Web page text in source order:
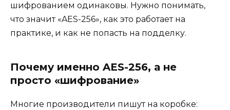
шифрованием одинаковы. Нужно понимать,
что значит «AES-256», как это работает на
практике, и как не попасть на подделку.
Почему именно AES-256, а не
просто «шифрование»
Многие производители пишут на коробке: